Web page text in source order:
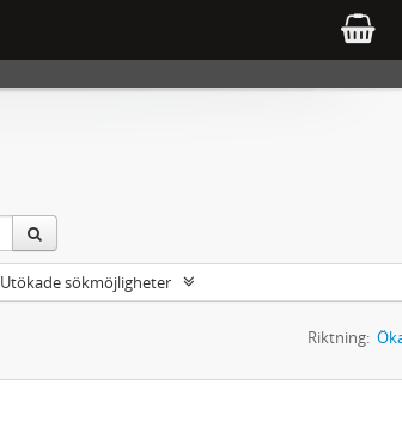
Utökade sökmöjligheter
Riktning: